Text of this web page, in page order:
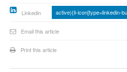
Linkedin active){li-icon[type=linkedin-
Email this article
Print this article